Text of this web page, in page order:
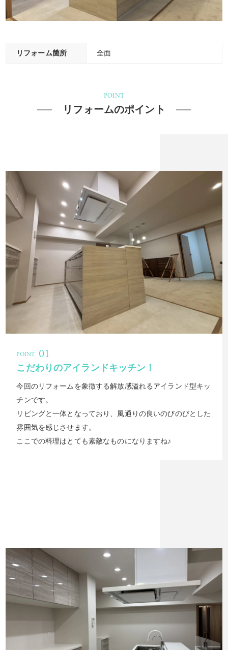
リフォーム箇所 全面
POINT
リフォームのポイント
こだわりのアイランドキッチン！
今回のリフォームを象徴する解放感溢れるアイランド型キッ
チンです。
リビングと一体となっており、風通りの良いのびのびとした
雰囲気を感じさせます。
ここでの料理はとても素敵なものになりますね♪